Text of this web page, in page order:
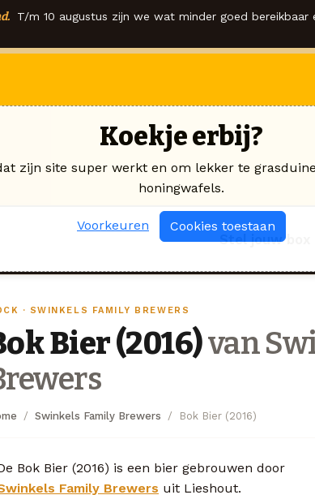
T/m 10 augustus zijn we wat minder goed
Stel jouw box
· SWINKELS FAMILY BREWERS
Bier (2016)van
Swinkels Family Brewers Bok Bier (2016)
Bok Bier (2016) is een bier gebrouwen door
Family Brewers uit Lieshout.
Koekje erbij?
zijn site super werkt en om lekker te
honingwafels.
Voorkeuren Cookies toestaan